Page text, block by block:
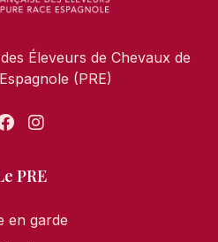
Éleveurs de Chevaux de
(PRE)
PRE
en garde